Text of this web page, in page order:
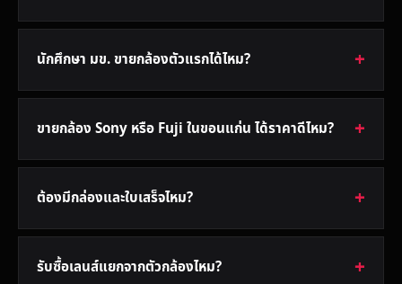
นักศึกษา มข. ขายกล้องตัวแรกได้ไหม?
ขายกล้อง Sony หรือ Fuji ในขอนแก่น ได้ราคาดีไหม?
ต้องมีกล่องและใบเสร็จไหม?
รับซื้อเลนส์แยกจากตัวกล้องไหม?